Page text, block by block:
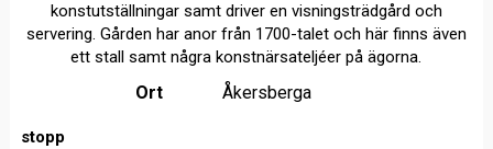
konstutställningar samt driver en visningsträdgård och
servering. Gården har anor från 1700-talet och här finns även
ett stall samt några konstnärsateljéer på ägorna.
Ort Åkersberga
stopp